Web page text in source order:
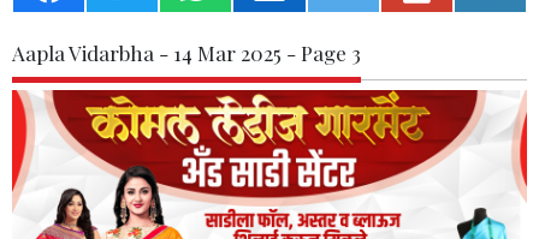
Aapla Vidarbha - 14 Mar 2025 - Page 3